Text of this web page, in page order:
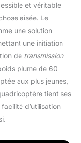
et véritable
aisée. Le
une solution
une initiation
de transmission
plume de 60
aux plus jeunes,
tient ses
d’utilisation